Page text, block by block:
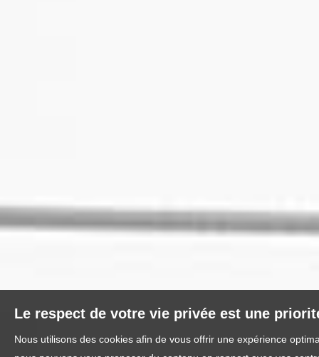
Le respect de votre vie privée est une
Nous utilisons des cookies afin de vous offrir une expérience